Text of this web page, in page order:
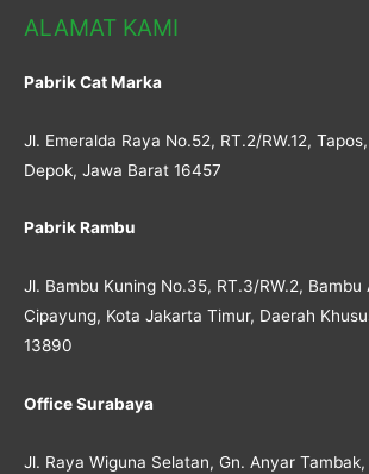
ALAMAT KAMI
Pabrik Cat Marka
Jl. Emeralda Raya No.52, RT.2/RW.12,
Depok, Jawa Barat 16457
Pabrik Rambu
Jl. Bambu Kuning No.35, RT.3/RW.2, Bambu
Cipayung, Kota Jakarta Timur, Daerah
13890
Office Surabaya
Jl. Raya Wiguna Selatan, Gn. Anyar